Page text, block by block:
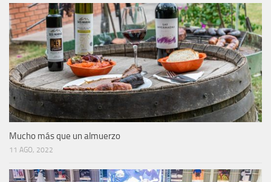
Mucho más que un almuerzo
11 AGO, 2022